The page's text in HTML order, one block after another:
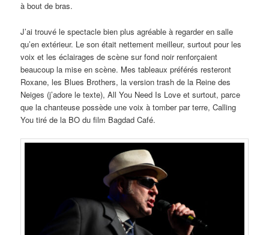
à bout de bras.
J’ai trouvé le spectacle bien plus agréable à regarder en salle
qu’en extérieur. Le son était nettement meilleur, surtout pour les
voix et les éclairages de scène sur fond noir renforçaient
beaucoup la mise en scène. Mes tableaux préférés resteront
Roxane, les Blues Brothers, la version trash de la Reine des
Neiges (j’adore le texte), All You Need Is Love et surtout, parce
que la chanteuse possède une voix à tomber par terre, Calling
You tiré de la BO du film Bagdad Café.